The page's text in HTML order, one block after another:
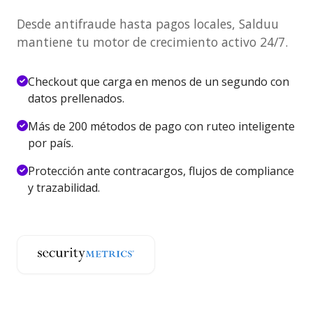
Desde antifraude hasta pagos locales, Salduu
mantiene tu motor de crecimiento activo 24/7.
Checkout que carga en menos de un segundo con
datos prellenados.
Más de 200 métodos de pago con ruteo inteligente
por país.
Protección ante contracargos, flujos de compliance
y trazabilidad.